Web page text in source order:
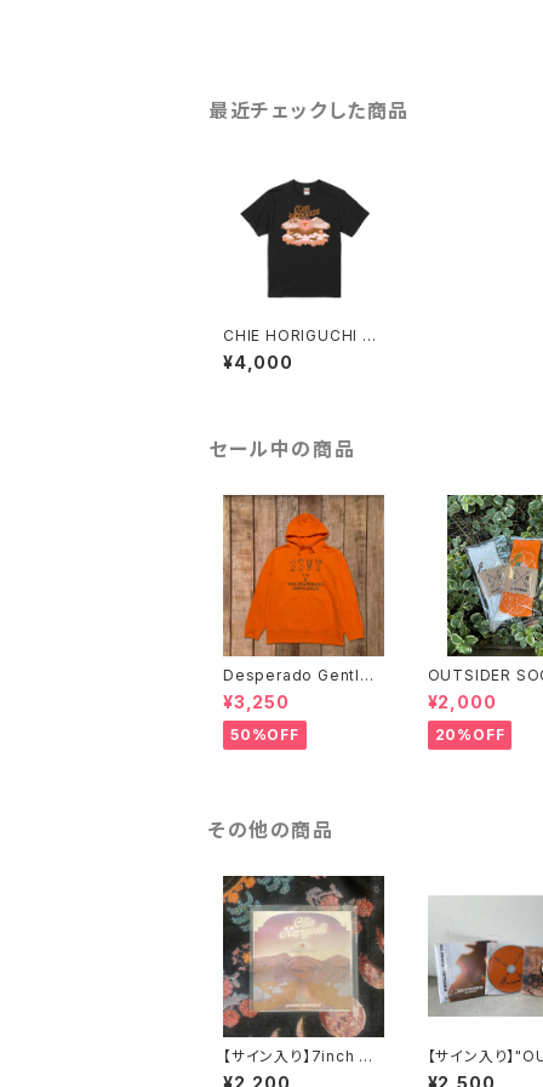
最近チェックした商品
CHIE HORIGUCHI Te
e by Nick Potts 【BL
ACK】
¥4,000
セール中の商品
Desperado Gentle
men HOODIE
¥3,250
50%OFF
OUTSIDER
¥2,000
20%OFF
その他の商品
【サイン入り】7inch Re
cord “Cosmic High
¥2,200
【サイン入り】
ER" CD
¥2,500